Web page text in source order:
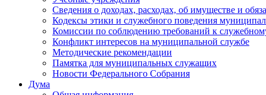
Сведения о доходах, расходах, об имуществе и
Кодексы этики и служебного поведения
Комиссии по соблюдению требований к
Конфликт интересов на муниципальной службе
Методические рекомендации
Памятка для муниципальных служащих
Новости Федерального Cобрания
Дума